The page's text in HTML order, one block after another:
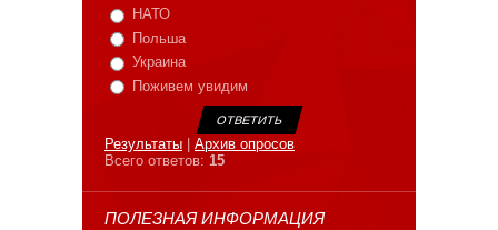
НАТО
Польша
Украина
Поживем увидим
Результаты
Архив опросов
Всего ответов: 15
ПОЛЕЗНАЯ ИНФОРМАЦИЯ